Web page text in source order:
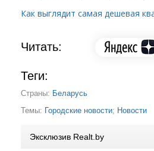
Как выглядит самая дешевая
Читать:
Теги:
Страны: Беларусь
Темы: Городские новости; Новости
Эксклюзив Realt.by